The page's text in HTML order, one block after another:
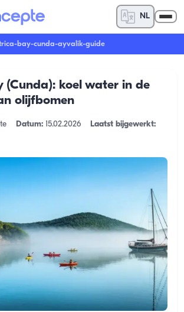
NL
bay-cunda-ayvalik-guide
(Cunda): koel water in de
olijfbomen
Datum: 15.02.2026
Laatst bijgewerkt: